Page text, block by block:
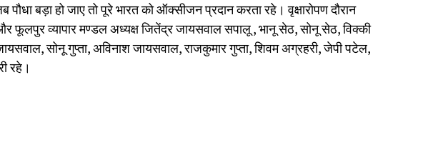
बड़ा हो जाए तो पूरे भारत को ऑक्सीजन प्रदान करता रहे। वृक्षारोपण दौरान
फूलपुर व्यापार मण्डल अध्यक्ष जितेंद्र जायसवाल सपालू , भानू सेठ, सोनू सेठ, विक्की
सोनू गुप्ता, अविनाश जायसवाल, राजकुमार गुप्ता, शिवम अग्रहरी, जेपी पटेल,
रहे।